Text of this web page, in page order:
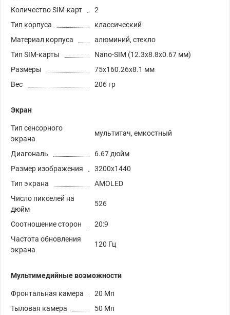
Количество SIM-карт
2
Тип корпуса
классический
Материал корпуса
алюминий, стекло
Тип SIM-карты
Nano-SIM (12.3x8.8x0.67 мм)
Размеры
75x160.26x8.1 мм
Вес
206 гр
Экран
Тип сенсорного
экрана
мультитач, емкостный
Диагональ
6.67 дюйм
Размер изображения
3200x1440
Тип экрана
AMOLED
Число пикселей на
дюйм
526
Соотношение сторон
20:9
Частота обновления
экрана
120 Гц
Мультимедийные возможности
Фронтальная камера
20 Мп
Тыловая камера
50 Мп